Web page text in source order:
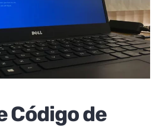
Código de